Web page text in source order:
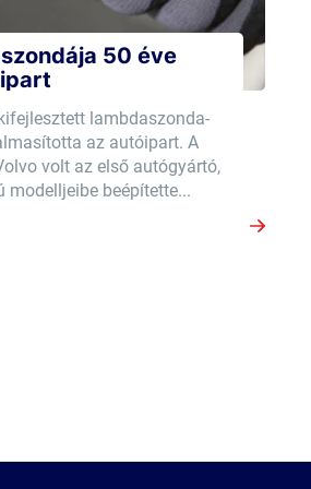
50 éve
lambdaszonda-
az autóipart. A
volt az első autógyártó,
modelljeibe beépítette...